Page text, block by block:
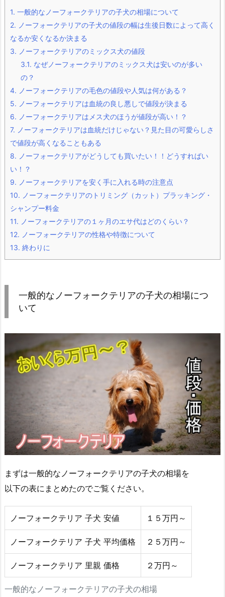
1. 一般的なノーフォークテリアの子犬の相場について
2. ノーフォークテリアの子犬の値段の幅は生後日数によって高く
なるか安くなるか決まる
3. ノーフォークテリアのミックス犬の値段
3.1. なぜノーフォークテリアのミックス犬は安いのが多い
の？
4. ノーフォークテリアの毛色の値段や人気は何がある？
5. ノーフォークテリアは血統の良し悪しで値段が決まる
6. ノーフォークテリアはメス犬のほうが値段が高い！？
7. ノーフォークテリアは血統だけじゃない？見た目の可愛らしさ
で値段が高くなることもある
8. ノーフォークテリアがどうしても買いたい！！どうすればい
い！？
9. ノーフォークテリアを安く手に入れる時の注意点
10. ノーフォークテリアのトリミング（カット）プラッキング・
シャンプー料金
11. ノーフォークテリアの１ヶ月のエサ代はどのくらい？
12. ノーフォークテリアの性格や特徴について
13. 終わりに
一般的なノーフォークテリアの子犬の相場につ
いて
まずは一般的なノーフォークテリアの子犬の相場を
以下の表にまとめたのでご覧ください。
一般的なノーフォークテリアの子犬の相場
ノーフォークテリア 子犬 安値 １５万円～
ノーフォークテリア 子犬 平均価格 ２５万円～
ノーフォークテリア 里親 価格 ２万円～